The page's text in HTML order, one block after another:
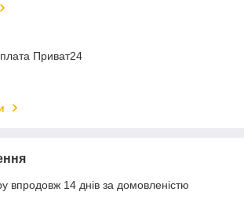
Приват24
впродовж 14 днів за домовленістю